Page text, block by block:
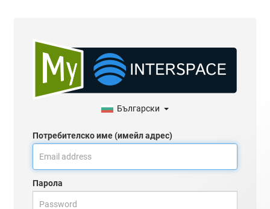
Български
Потребителско име (имейл адрес)
Парола